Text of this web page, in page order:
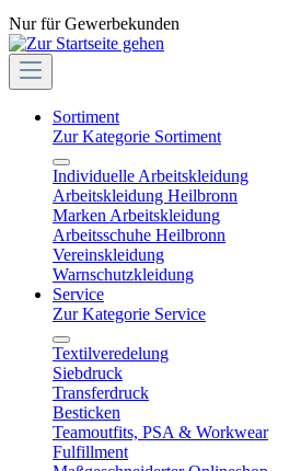
Nur für Gewerbekunden
Sortiment
Zur Kategorie Sortiment
Individuelle Arbeitskleidung
Arbeitskleidung Heilbronn
Marken Arbeitskleidung
Arbeitsschuhe Heilbronn
Vereinskleidung
Warnschutzkleidung
Service
Zur Kategorie Service
Textilveredelung
Siebdruck
Transferdruck
Besticken
Teamoutfits, PSA & Workwear
Fulfillment